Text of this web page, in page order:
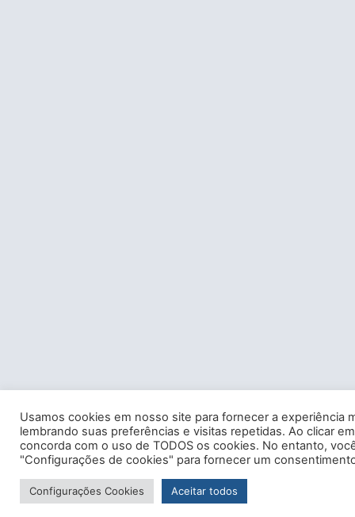
Usamos cookies em nosso site para fornecer a experiência
lembrando suas preferências e visitas repetidas. Ao clicar
concorda com o uso de TODOS os cookies. No entanto,
"Configurações de cookies" para fornecer um
Configurações Cookies Aceitar todos